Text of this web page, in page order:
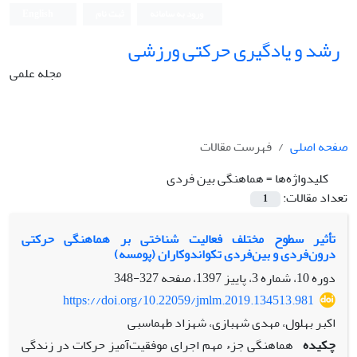
رشد و یادگیری حرکتی ورزشی
مجله علمی
صفحه اصلی
فهرست مقالات
کلیدواژه‌ها =هماهنگی‌ بین فردی
تعداد مقالات:
1
تأثیر سطوح مختلف فعالیت شناختی بر هماهنگی حرکتی
درون‌فردی و بین‌فردی تکواندوکاران (پومسه)
دوره 10، شماره 3، پاییز 1397، صفحه
327-348
https://doi.org/10.22059/jmlm.2019.134513.981
اکبر بهلول، مهدی شهبازی، شهزاد طهماسبی
چکیده هماهنگی جزء مهم اجرای موفقیت‌آمیز حرکات در زندگی